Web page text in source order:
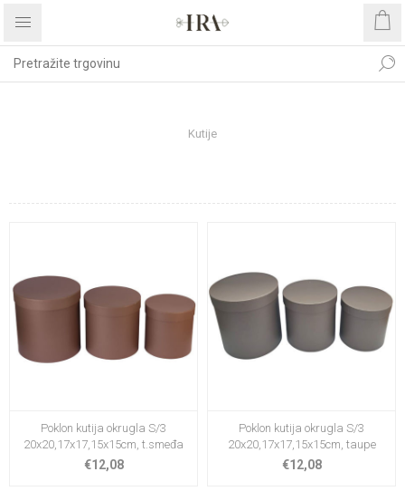
Kutije
Poklon kutija okrugla S/3
20x20,17x17,15x15cm, t.smeđa
€12,08
Poklon kutija okrugla S/3
20x20,17x17,15x15cm, taupe
€12,08